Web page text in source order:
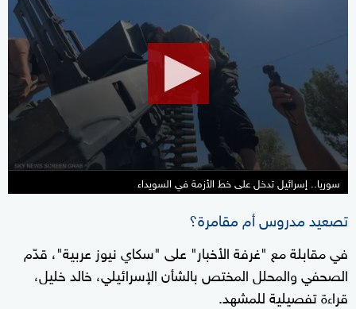
seconds
seconds
سوريا.. إسرائيل تدخل على خط الأزمة في السويداء
تصعيد مدروس أم مقامرة؟
في مقابلة مع "غرفة الأخبار" على "سكاي نيوز عربية"، قدّم
الصحفي والمحلل المختص بالشأن الإسرائيلي، خالد خليل،
قراءة تفصيلية للمشهد.